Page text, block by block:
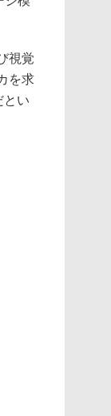
視覚
を求
とい